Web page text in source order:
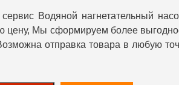
Водяной нагнетательный
цену, Мы сформируем более
отправка товара в любую